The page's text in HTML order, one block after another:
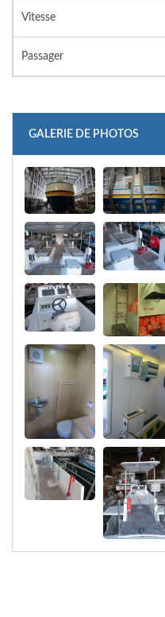
Vitesse
Passager
GALERIE DE PHOTOS